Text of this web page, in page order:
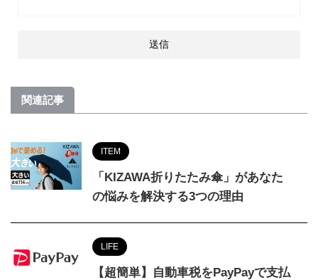
関連記事
ITEM
「KIZAWA折りたたみ傘」があなた
の悩みを解決する3つの理由
LIFE
【超簡単】自動車税をPayPayで支払